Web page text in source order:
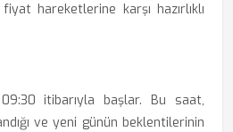
hareketlerine karşı hazırlıklı
itibarıyla başlar. Bu saat,
ve yeni günün beklentilerinin